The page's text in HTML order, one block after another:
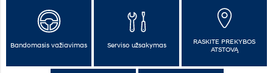
Bandomasis važiavimas Serviso užsakymas
RASKITE PREKYBOS
ATSTOVĄ